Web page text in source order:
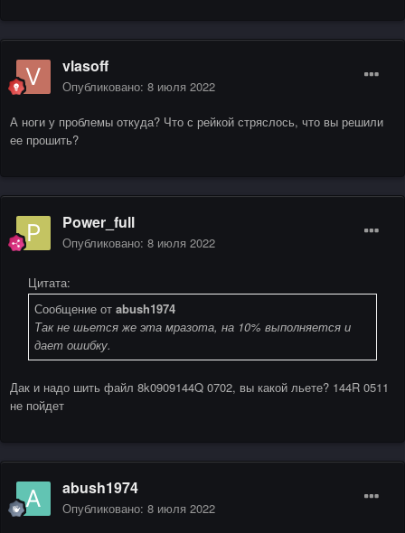
vlasoff
Опубликовано: 8 июля 2022
А ноги у проблемы откуда? Что с рейкой стряслось, что вы решили
ее прошить?
Power_full
Опубликовано: 8 июля 2022
Цитата:
Сообщение от abush1974
Так не шьется же эта мразота, на 10% выполняется и
дает ошибку.
Дак и надо шить файл 8k0909144Q 0702, вы какой льете? 144R 0511
не пойдет
abush1974
Опубликовано: 8 июля 2022